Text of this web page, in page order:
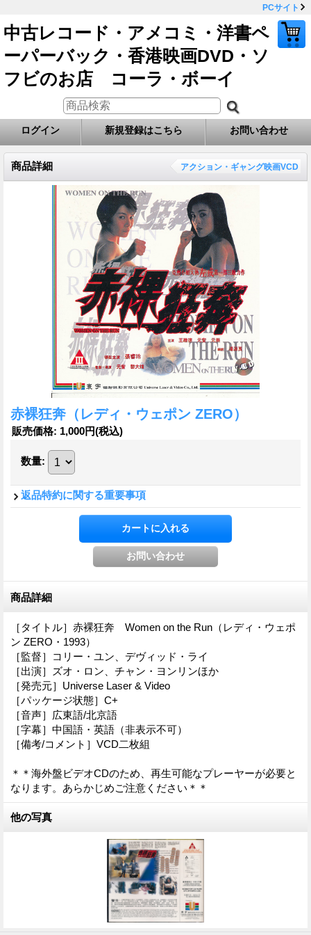
PCサイト
中古レコード・アメコミ・洋書ペ
ーパーバック・香港映画DVD・ソ
フビのお店 コーラ・ボーイ
ログイン 新規登録はこちら お問い合わせ
商品詳細 アクション・ギャング映画VCD
赤裸狂奔（レディ・ウェポン ZERO）
販売価格: 1,000円(税込)
数量:
返品特約に関する重要事項
商品詳細
［タイトル］赤裸狂奔 Women on the Run（レディ・ウェポ
ン ZERO・1993）
［監督］コリー・ユン、デヴィッド・ライ
［出演］ズオ・ロン、チャン・ヨンリンほか
［発売元］Universe Laser & Video
［パッケージ状態］C+
［音声］広東語/北京語
［字幕］中国語・英語（非表示不可）
［備考/コメント］VCD二枚組
＊＊海外盤ビデオCDのため、再生可能なプレーヤーが必要と
なります。あらかじめご注意ください＊＊
他の写真